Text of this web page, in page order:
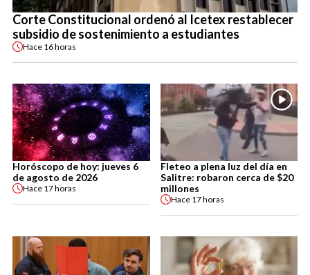
Corte Constitucional ordenó al Icetex restablecer
subsidio de sostenimiento a estudiantes
Hace 16 horas
Horóscopo de hoy: jueves 6
de agosto de 2026
Hace 17 horas
Fleteo a plena luz del día en
Salitre: robaron cerca de $20
millones
Hace 17 horas